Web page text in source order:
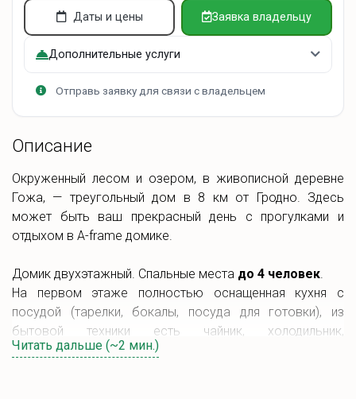
Даты и цены Заявка владельцу
Дополнительные услуги
Отправь заявку для связи с владельцем
Описание
Окруженный лесом и озером, в живописной деревне
Гожа, — треугольный дом в 8 км от Гродно. Здесь
может быть ваш прекрасный день с прогулками и
отдыхом в A-frame домике.
Домик двухэтажный. Спальные места до 4 человек.
На первом этаже полностью оснащенная кухня с
посудой (тарелки, бокалы, посуда для готовки), из
бытовой техники есть чайник, холодильник,
индукционная плита, кофемашина, микроволновая печь.
Читать дальше (~2 мин.)